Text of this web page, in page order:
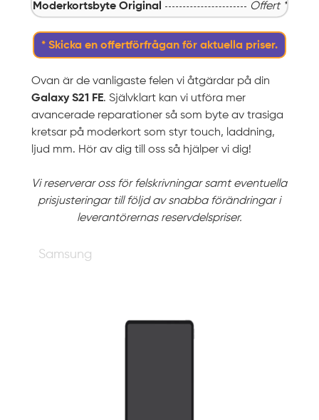
Moderkortsbyte Original
Offert *
* Skicka en offertförfrågan för aktuella priser.
Ovan är de vanligaste felen vi åtgärdar på din
Galaxy S21 FE. Självklart kan vi utföra mer
avancerade reparationer så som byte av trasiga
kretsar på moderkort som styr touch, laddning,
ljud mm. Hör av dig till oss så hjälper vi dig!
Vi reserverar oss för felskrivningar samt eventuella
prisjusteringar till följd av snabba förändringar i
leverantörernas reservdelspriser.
Samsung